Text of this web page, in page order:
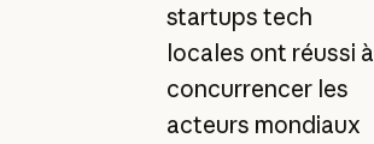
startups tech
locales ont réussi à
concurrencer les
acteurs mondiaux